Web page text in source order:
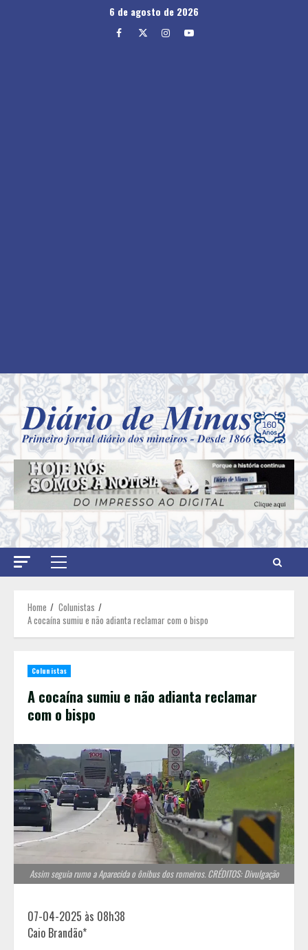
6 de agosto de 2026
Facebook
TwitterInstagram
Youtube
Primary
Home
Colunistas
A cocaína sumiu e não adianta reclamar com o bispo
Colunistas
A cocaína sumiu e não adianta reclamar
com o bispo
Assim seguia rumo a Aparecida o ônibus dos romeiros. CRÉDITOS: Divulgação
07-04-2025 às 08h38
Caio Brandão*